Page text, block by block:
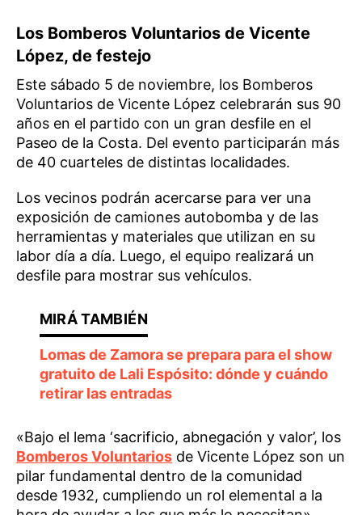
Los Bomberos Voluntarios de Vicente
López, de festejo
Este sábado 5 de noviembre, los Bomberos
Voluntarios de Vicente López celebrarán sus 90
años en el partido con un gran desfile en el
Paseo de la Costa. Del evento participarán más
de 40 cuarteles de distintas localidades.
Los vecinos podrán acercarse para ver una
exposición de camiones autobomba y de las
herramientas y materiales que utilizan en su
labor día a día. Luego, el equipo realizará un
desfile para mostrar sus vehículos.
Lomas de Zamora se prepara para el show
gratuito de Lali Espósito: dónde y cuándo
retirar las entradas
«Bajo el lema ‘sacrificio, abnegación y valor’, los
Bomberos Voluntarios de Vicente López son un
pilar fundamental dentro de la comunidad
desde 1932, cumpliendo un rol elemental a la